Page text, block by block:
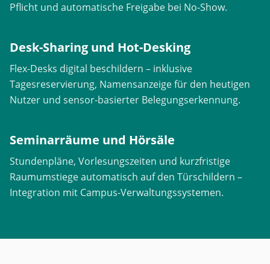
Pflicht und automatische Freigabe bei No-Show.
Desk-Sharing und Hot-Desking
Flex-Desks digital beschildern – inklusive
Tagesreservierung, Namensanzeige für den heutigen
Nutzer und sensor-basierter Belegungserkennung.
Seminarräume und Hörsäle
Stundenpläne, Vorlesungszeiten und kurzfristige
Raumumstiege automatisch auf den Türschildern –
Integration mit Campus-Verwaltungssystemen.